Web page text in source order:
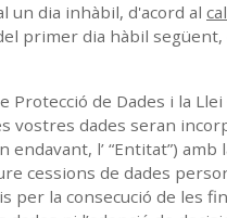
un dia inhàbil, d'acord al
primer dia hàbil
de Dades i la
vostres dades seran
l’ “Entitat”)
cessions de dades
per la consecució de les